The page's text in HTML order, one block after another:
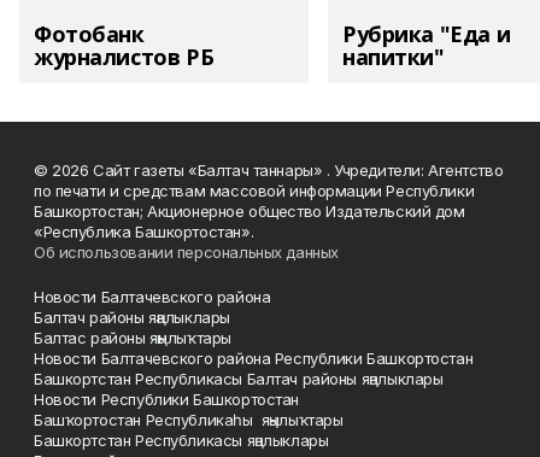
Фотобанк
журналистов РБ
Рубрика "Еда и
напитки"
© 2026 Сайт газеты «Балтач таннары» . Учредители: Агентство
по печати и средствам массовой информации Республики
Башкортостан; Акционерное общество Издательский дом
«Республика Башкортостан».
Об использовании персональных данных
Новости Балтачевского района
Балтач районы яңалыклары
Балтас районы яңылыҡтары
Новости Балтачевского района Республики Башкортостан
Башкортстан Республикасы Балтач районы яңалыклары
Новости Республики Башкортостан
Башҡортостан Республикаһы яңылыҡтары
Башкортстан Республикасы яңалыклары